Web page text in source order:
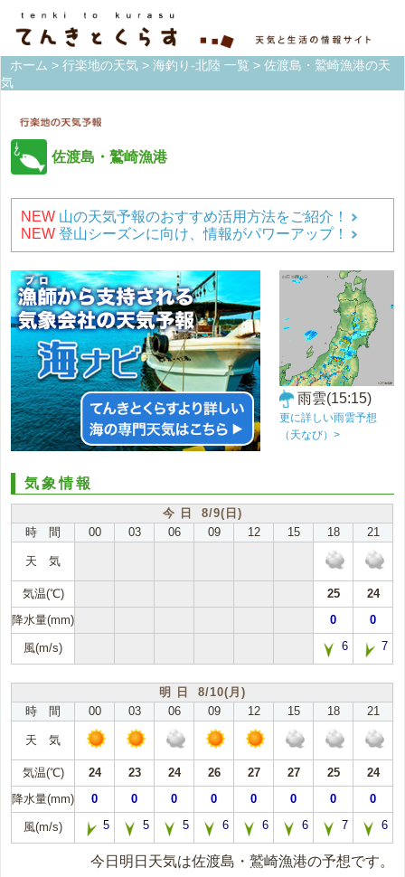
ホーム > 行楽地の天気 > 海釣り-北陸 一覧 > 佐渡島・鷲崎漁港の天
気
佐渡島・鷲崎漁港
NEW 山の天気予報のおすすめ活用方法をご紹介！
NEW 登山シーズンに向け、情報がパワーアップ！
雨雲(15:15)
更に詳しい雨雲予想
（天なび）>
気象情報
今 日 8/9(日)
時 間
00 03 06 09 12 15 18 21
天 気
気温(℃) 25
24
降水量(mm)
0 0
風(m/s) 6 7
明 日 8/10(月)
時 間
00 03 06 09 12 15 18 21
天 気
気温(℃) 24 23 24 26 27 27 25
24
降水量(mm)
0 0 0 0 0 0 0 0
風(m/s) 5 5 5 6 6 6 7 6
今日明日天気は佐渡島・鷲崎漁港の予想です。